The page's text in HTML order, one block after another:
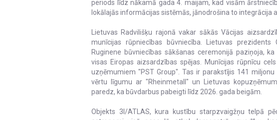
periods līdz nākamā gada 4. maijam, kad visām
lokālajās informācijas sistēmās, jānodrošina to integrācija
Lietuvas Radvilišķu rajonā vakar sākās Vācijas
munīcijas rūpniecības būvniecība. Lietuvas
Ruginene būvniecības sākšanas ceremonijā paziņoja,
visas Eiropas aizsardzības spējas. Munīcijas rūpnīcu
uzņēmumiem "PST Group". Tas ir parakstījis 141
vērtu līgumu ar "Rheinmetall" un Lietuvas
paredz, ka būvdarbus pabeigti līdz 2026. gada beigām.
Objekts 3I/ATLAS, kura kustību starpzvaigžņu telpā